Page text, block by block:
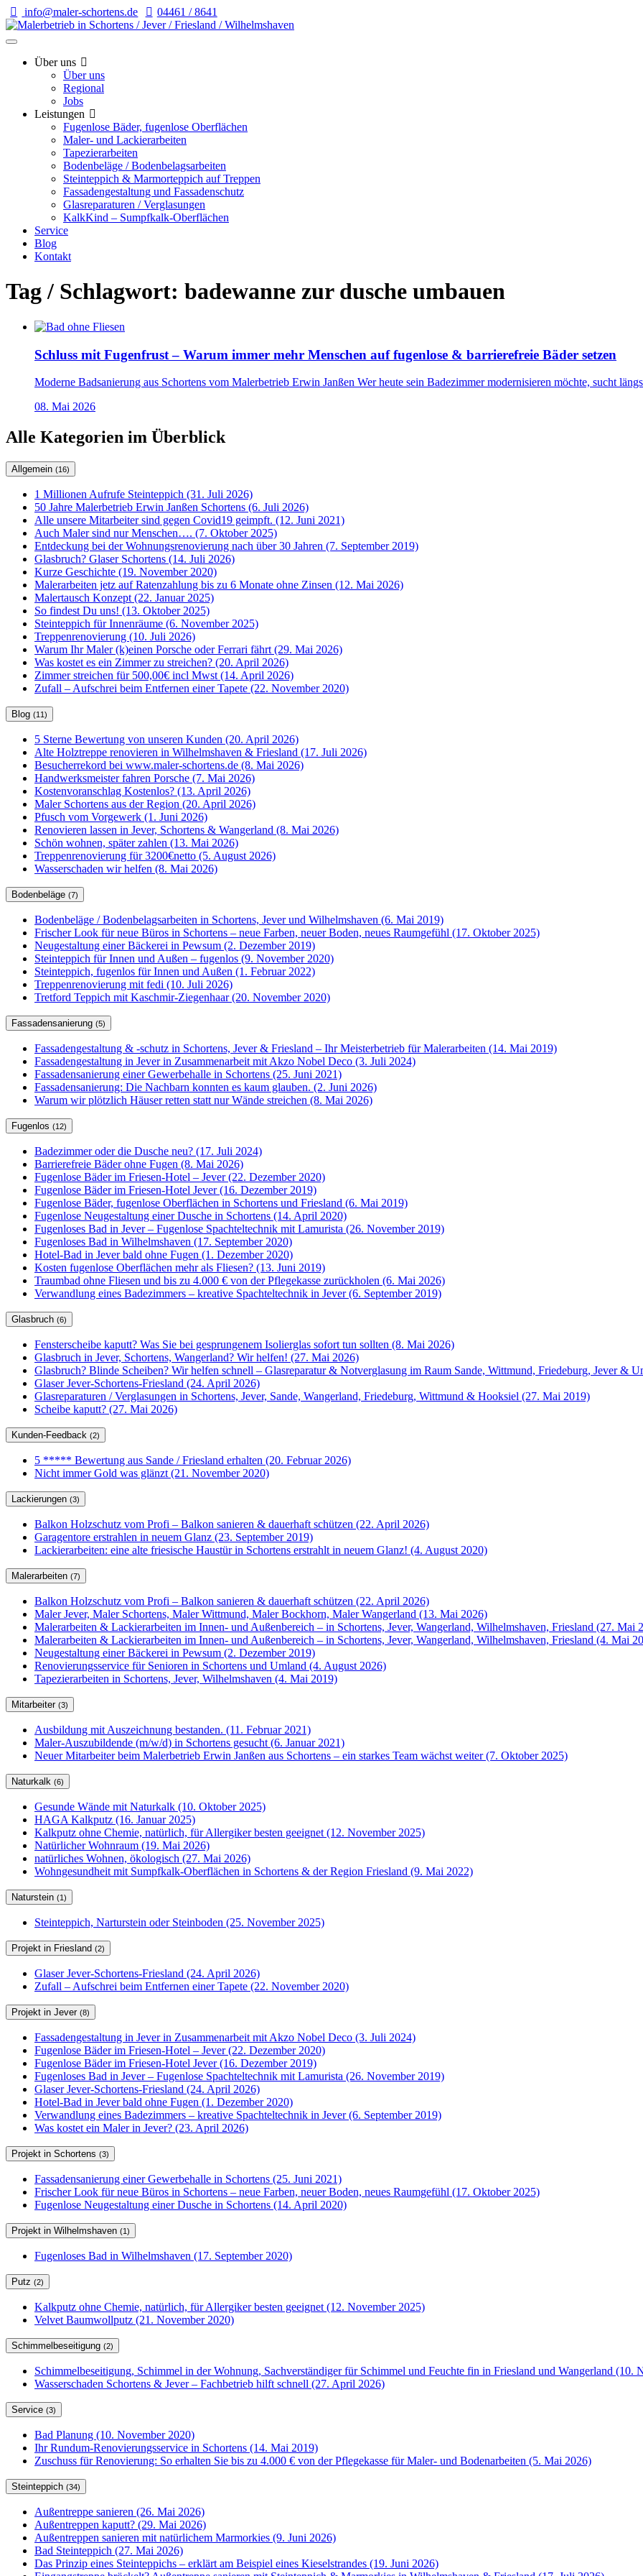
info@maler-schortens.de 04461 / 8641
Über uns
Über uns
Regional
Jobs
Leistungen
Fugenlose Bäder, fugenlose Oberflächen
Maler- und Lackierarbeiten
Tapezierarbeiten
Bodenbeläge / Bodenbelagsarbeiten
Steinteppich & Marmorteppich auf Treppen
Fassadengestaltung und Fassadenschutz
Glasreparaturen / Verglasungen
KalkKind – Sumpfkalk-Oberflächen
Service
Blog
Kontakt
Tag / Schlagwort: badewanne zur dusche umbauen
Schluss mit Fugenfrust – Warum immer mehr Menschen auf fugenlose & barrierefreie Bäder setzen
Moderne Badsanierung aus Schortens vom Malerbetrieb Erwin Janßen Wer heute sein Badezimmer modernisieren möchte, sucht
08. Mai 2026
Alle Kategorien im Überblick
Allgemein (16)
1 Millionen Aufrufe Steinteppich (31. Juli 2026)
50 Jahre Malerbetrieb Erwin Janßen Schortens (6. Juli 2026)
Alle unsere Mitarbeiter sind gegen Covid19 geimpft. (12. Juni 2021)
Auch Maler sind nur Menschen…. (7. Oktober 2025)
Entdeckung bei der Wohnungsrenovierung nach über 30 Jahren (7. September 2019)
Glasbruch? Glaser Schortens (14. Juli 2026)
Kurze Geschichte (19. November 2020)
Malerarbeiten jetz auf Ratenzahlung bis zu 6 Monate ohne Zinsen (12. Mai 2026)
Malertausch Konzept (22. Januar 2025)
So findest Du uns! (13. Oktober 2025)
Steinteppich für Innenräume (6. November 2025)
Treppenrenovierung (10. Juli 2026)
Warum Ihr Maler (k)einen Porsche oder Ferrari fährt (29. Mai 2026)
Was kostet es ein Zimmer zu streichen? (20. April 2026)
Zimmer streichen für 500,00€ incl Mwst (14. April 2026)
Zufall – Aufschrei beim Entfernen einer Tapete (22. November 2020)
Blog (11)
5 Sterne Bewertung von unseren Kunden (20. April 2026)
Alte Holztreppe renovieren in Wilhelmshaven & Friesland (17. Juli 2026)
Besucherrekord bei www.maler-schortens.de (8. Mai 2026)
Handwerksmeister fahren Porsche (7. Mai 2026)
Kostenvoranschlag Kostenlos? (13. April 2026)
Maler Schortens aus der Region (20. April 2026)
Pfusch vom Vorgewerk (1. Juni 2026)
Renovieren lassen in Jever, Schortens & Wangerland (8. Mai 2026)
Schön wohnen, später zahlen (13. Mai 2026)
Treppenrenovierung für 3200€netto (5. August 2026)
Wasserschaden wir helfen (8. Mai 2026)
Bodenbeläge (7)
Bodenbeläge / Bodenbelagsarbeiten in Schortens, Jever und Wilhelmshaven (6. Mai 2019)
Frischer Look für neue Büros in Schortens – neue Farben, neuer Boden, neues Raumgefühl (17. Oktober 2025)
Neugestaltung einer Bäckerei in Pewsum (2. Dezember 2019)
Steinteppich für Innen und Außen – fugenlos (9. November 2020)
Steinteppich, fugenlos für Innen und Außen (1. Februar 2022)
Treppenrenovierung mit fedi (10. Juli 2026)
Tretford Teppich mit Kaschmir-Ziegenhaar (20. November 2020)
Fassadensanierung (5)
Fassadengestaltung & -schutz in Schortens, Jever & Friesland – Ihr Meisterbetrieb für Malerarbeiten (14. Mai 2019)
Fassadengestaltung in Jever in Zusammenarbeit mit Akzo Nobel Deco (3. Juli 2024)
Fassadensanierung einer Gewerbehalle in Schortens (25. Juni 2021)
Fassadensanierung: Die Nachbarn konnten es kaum glauben. (2. Juni 2026)
Warum wir plötzlich Häuser retten statt nur Wände streichen (8. Mai 2026)
Fugenlos (12)
Badezimmer oder die Dusche neu? (17. Juli 2024)
Barrierefreie Bäder ohne Fugen (8. Mai 2026)
Fugenlose Bäder im Friesen-Hotel – Jever (22. Dezember 2020)
Fugenlose Bäder im Friesen-Hotel Jever (16. Dezember 2019)
Fugenlose Bäder, fugenlose Oberflächen in Schortens und Friesland (6. Mai 2019)
Fugenlose Neugestaltung einer Dusche in Schortens (14. April 2020)
Fugenloses Bad in Jever – Fugenlose Spachteltechnik mit Lamurista (26. November 2019)
Fugenloses Bad in Wilhelmshaven (17. September 2020)
Hotel-Bad in Jever bald ohne Fugen (1. Dezember 2020)
Kosten fugenlose Oberflächen mehr als Fliesen? (13. Juni 2019)
Traumbad ohne Fliesen und bis zu 4.000 € von der Pflegekasse zurückholen (6. Mai 2026)
Verwandlung eines Badezimmers – kreative Spachteltechnik in Jever (6. September 2019)
Glasbruch (6)
Fensterscheibe kaputt? Was Sie bei gesprungenem Isolierglas sofort tun sollten (8. Mai 2026)
Glasbruch in Jever, Schortens, Wangerland? Wir helfen! (27. Mai 2026)
Glasbruch? Blinde Scheiben? Wir helfen schnell – Glasreparatur & Notverglasung im Raum Sande, Wittmund, Friedeburg, Jever &
Glaser Jever-Schortens-Friesland (24. April 2026)
Glasreparaturen / Verglasungen in Schortens, Jever, Sande, Wangerland, Friedeburg, Wittmund & Hooksiel (27. Mai 2019)
Scheibe kaputt? (27. Mai 2026)
Kunden-Feedback (2)
5 ***** Bewertung aus Sande / Friesland erhalten (20. Februar 2026)
Nicht immer Gold was glänzt (21. November 2020)
Lackierungen (3)
Balkon Holzschutz vom Profi – Balkon sanieren & dauerhaft schützen (22. April 2026)
Garagentore erstrahlen in neuem Glanz (23. September 2019)
Lackierarbeiten: eine alte friesische Haustür in Schortens erstrahlt in neuem Glanz! (4. August 2020)
Malerarbeiten (7)
Balkon Holzschutz vom Profi – Balkon sanieren & dauerhaft schützen (22. April 2026)
Maler Jever, Maler Schortens, Maler Wittmund, Maler Bockhorn, Maler Wangerland (13. Mai 2026)
Malerarbeiten & Lackierarbeiten im Innen- und Außenbereich – in Schortens, Jever, Wangerland, Wilhelmshaven, Friesland (27. Mai
Malerarbeiten & Lackierarbeiten im Innen- und Außenbereich – in Schortens, Jever, Wangerland, Wilhelmshaven, Friesland (4. Mai
Neugestaltung einer Bäckerei in Pewsum (2. Dezember 2019)
Renovierungsservice für Senioren in Schortens und Umland (4. August 2026)
Tapezierarbeiten in Schortens, Jever, Wilhelmshaven (4. Mai 2019)
Mitarbeiter (3)
Ausbildung mit Auszeichnung bestanden. (11. Februar 2021)
Maler-Auszubildende (m/w/d) in Schortens gesucht (6. Januar 2021)
Neuer Mitarbeiter beim Malerbetrieb Erwin Janßen aus Schortens – ein starkes Team wächst weiter (7. Oktober 2025)
Naturkalk (6)
Gesunde Wände mit Naturkalk (10. Oktober 2025)
HAGA Kalkputz (16. Januar 2025)
Kalkputz ohne Chemie, natürlich, für Allergiker besten geeignet (12. November 2025)
Natürlicher Wohnraum (19. Mai 2026)
natürliches Wohnen, ökologisch (27. Mai 2026)
Wohngesundheit mit Sumpfkalk-Oberflächen in Schortens & der Region Friesland (9. Mai 2022)
Naturstein (1)
Steinteppich, Narturstein oder Steinboden (25. November 2025)
Projekt in Friesland (2)
Glaser Jever-Schortens-Friesland (24. April 2026)
Zufall – Aufschrei beim Entfernen einer Tapete (22. November 2020)
Projekt in Jever (8)
Fassadengestaltung in Jever in Zusammenarbeit mit Akzo Nobel Deco (3. Juli 2024)
Fugenlose Bäder im Friesen-Hotel – Jever (22. Dezember 2020)
Fugenlose Bäder im Friesen-Hotel Jever (16. Dezember 2019)
Fugenloses Bad in Jever – Fugenlose Spachteltechnik mit Lamurista (26. November 2019)
Glaser Jever-Schortens-Friesland (24. April 2026)
Hotel-Bad in Jever bald ohne Fugen (1. Dezember 2020)
Verwandlung eines Badezimmers – kreative Spachteltechnik in Jever (6. September 2019)
Was kostet ein Maler in Jever? (23. April 2026)
Projekt in Schortens (3)
Fassadensanierung einer Gewerbehalle in Schortens (25. Juni 2021)
Frischer Look für neue Büros in Schortens – neue Farben, neuer Boden, neues Raumgefühl (17. Oktober 2025)
Fugenlose Neugestaltung einer Dusche in Schortens (14. April 2020)
Projekt in Wilhelmshaven (1)
Fugenloses Bad in Wilhelmshaven (17. September 2020)
Putz (2)
Kalkputz ohne Chemie, natürlich, für Allergiker besten geeignet (12. November 2025)
Velvet Baumwollputz (21. November 2020)
Schimmelbeseitigung (2)
Schimmelbeseitigung, Schimmel in der Wohnung, Sachverständiger für Schimmel und Feuchte fin in Friesland und Wangerland (10.
Wasserschaden Schortens & Jever – Fachbetrieb hilft schnell (27. April 2026)
Service (3)
Bad Planung (10. November 2020)
Ihr Rundum-Renovierungsservice in Schortens (14. Mai 2019)
Zuschuss für Renovierung: So erhalten Sie bis zu 4.000 € von der Pflegekasse für Maler- und Bodenarbeiten (5. Mai 2026)
Steinteppich (34)
Außentreppe sanieren (26. Mai 2026)
Außentreppen kaputt? (29. Mai 2026)
Außentreppen sanieren mit natürlichem Marmorkies (9. Juni 2026)
Bad Steinteppich (27. Mai 2026)
Das Prinzip eines Steinteppichs – erklärt am Beispiel eines Kieselstrandes (19. Juni 2026)